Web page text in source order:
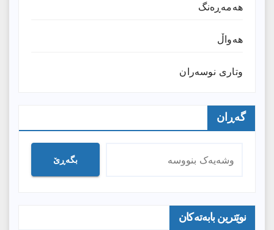
هەمەڕەنگ
هەواڵ
وتارى نوسەران
گەڕان
بگەڕێ
نوێترین بابەتەکان